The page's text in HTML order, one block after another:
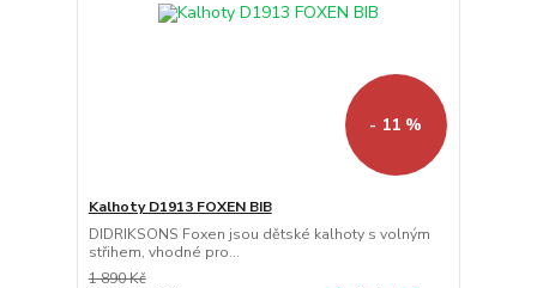
- 11 %
Kalhoty D1913 FOXEN BIB
DIDRIKSONS Foxen jsou dětské kalhoty s volným
střihem, vhodné pro...
1 890 Kč